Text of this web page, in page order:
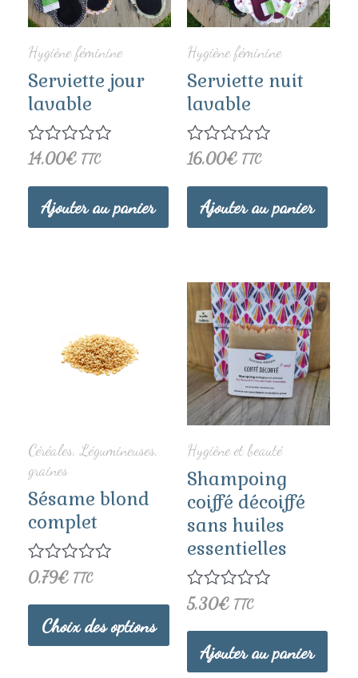
Hygiène féminine
Serviette jour
lavable
Note
sur
14,00€ TTC
Ajouter au panier
Hygiène féminine
Serviette nuit
lavable
Note
sur
16,00€ TTC
Ajouter au panier
Céréales, Légumineuses,
graines
Sésame blond
complet
Note
sur
0,79€ TTC
Choix des options
produit
plusieurs
variations.
options
peuvent
choisies
sur
Hygiène et beauté
Shampoing
coiffé décoiffé
sans huiles
essentielles
Note
sur
5,30€ TTC
Ajouter au panier